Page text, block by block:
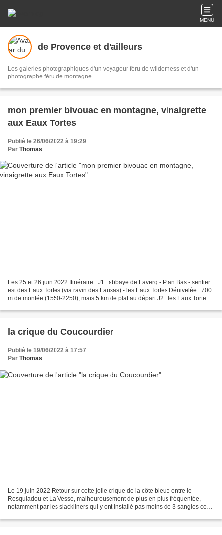
MENU
de Provence et d'ailleurs
Les galeries photographiques d'un voyageur féru de wilderness et d'un
photographe féru de montagne
mon premier bivouac en montagne, vinaigrette
aux Eaux Tortes
Publié le 26/06/2022 à 19:29
Par Thomas
Les 25 et 26 juin 2022 Itinéraire : J1 : abbaye de Laverq - Plan Bas - sentier
est des Eaux Tortes (via ravin des Lausas) - les Eaux Tortes Dénivelée : 700
m de montée (1550-2250), mais 5 km de plat au départ J2 : les Eaux Tortes -
la crique du Coucourdier
Publié le 19/06/2022 à 17:57
Par Thomas
Le 19 juin 2022 Retour sur cette jolie crique de la côte bleue entre le
Resquiadou et La Vesse, malheureusement de plus en plus fréquentée,
notamment par les slackliners qui y ont installé pas moins de 3 sangles ce